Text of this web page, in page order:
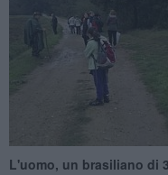
L'uomo, un brasiliano di